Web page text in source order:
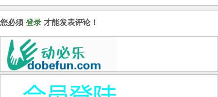
您必须 登录 才能发表评论！